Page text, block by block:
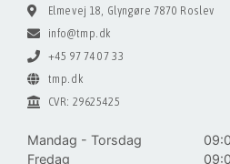
Elmevej 18, Glyngøre 7870 Roslev
info@tmp.dk
+45 97 74 07 33
tmp.dk
CVR: 29625425
Mandag - Torsdag
Fredag